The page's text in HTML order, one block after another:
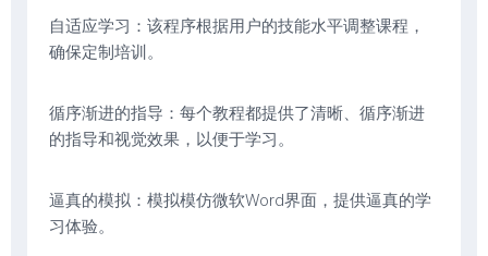
自适应学习：该程序根据用户的技能水平调整课程，
确保定制培训。
循序渐进的指导：每个教程都提供了清晰、循序渐进
的指导和视觉效果，以便于学习。
逼真的模拟：模拟模仿微软Word界面，提供逼真的学
习体验。